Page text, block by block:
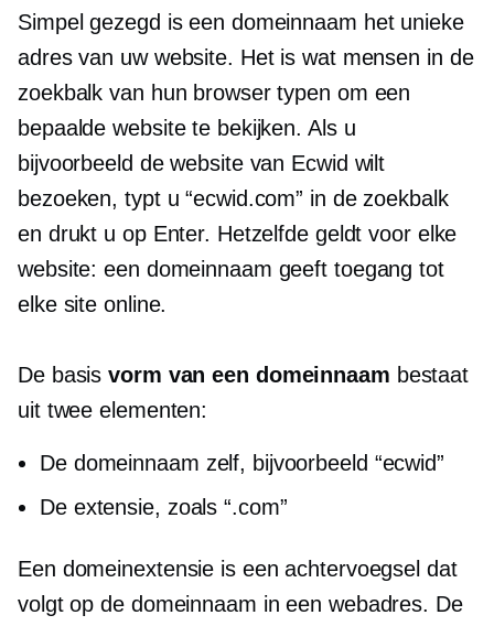
Simpel gezegd is een domeinnaam het unieke
adres van uw website. Het is wat mensen in de
zoekbalk van hun browser typen om een ​​
bepaalde website te bekijken. Als u
bijvoorbeeld de website van Ecwid wilt
bezoeken, typt u “ecwid.com” in de zoekbalk
en drukt u op Enter. Hetzelfde geldt voor elke
website: een domeinnaam geeft toegang tot
elke site online.
De basisvorm van een domeinnaam bestaat
uit twee elementen:
De domeinnaam zelf, bijvoorbeeld “ecwid”
De extensie, zoals “.com”
Een domeinextensie is een achtervoegsel dat
volgt op de domeinnaam in een webadres. De